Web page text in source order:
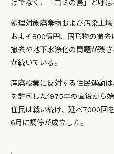
けでなく、「ゴミの島」と呼ば
処理対象廃棄物および汚染土
およそ800億円、固形物の撤
撤去や地下水浄化の問題が残
が続いている。
産廃投棄に反対する住民運動
を許可した1975年の直後から
住民は戦い続け、延べ7000回
6月に調停が成立した。